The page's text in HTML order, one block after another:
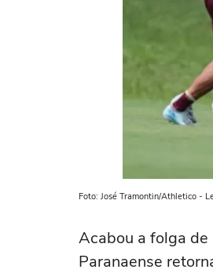
Foto: José Tramontin/Athletico -
Acabou a folga
Paranaense